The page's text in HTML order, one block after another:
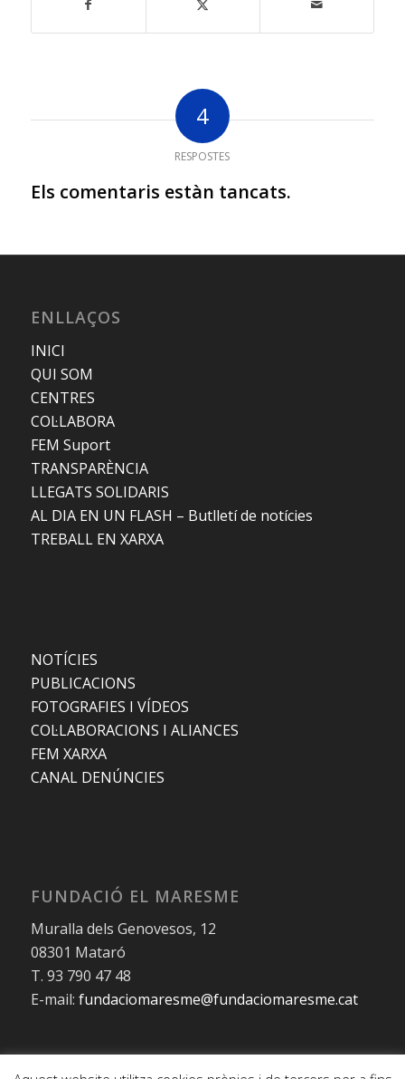
4
RESPOSTES
Els comentaris estàn tancats.
ENLLAÇOS
INICI
QUI SOM
CENTRES
COL·LABORA
FEM Suport
TRANSPARÈNCIA
LLEGATS SOLIDARIS
AL DIA EN UN FLASH – Butlletí de notícies
TREBALL EN XARXA
NOTÍCIES
PUBLICACIONS
FOTOGRAFIES I VÍDEOS
COL·LABORACIONS I ALIANCES
FEM XARXA
CANAL DENÚNCIES
FUNDACIÓ EL MARESME
Muralla dels Genovesos, 12
08301 Mataró
T. 93 790 47 48
E-mail: fundaciomaresme@fundaciomaresme.cat
© Copyright – Fundació el Maresme